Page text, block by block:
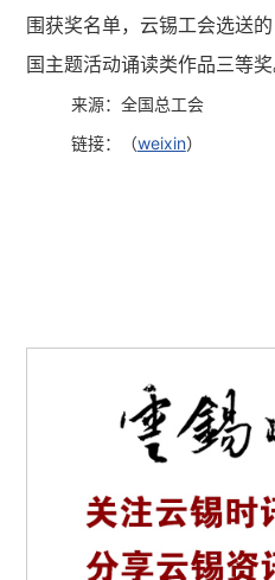
围获奖名单，云锡工会选送
国主题活动诵读类作品三等奖
来源：全国总工会
链接：（weixin）